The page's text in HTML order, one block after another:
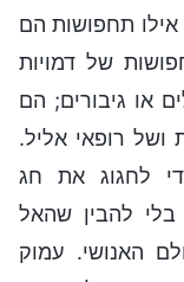
אילו תחפושות הם
של דמויות
או גיבורים; הם
רופאי אליל.
לחגוג את חג
בלי להבין שהאל
האנושי. עמוק